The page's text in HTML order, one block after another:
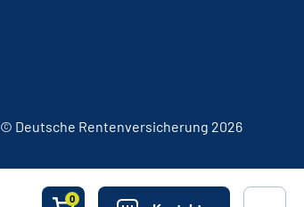
0
© Deutsche Rentenversicherung 2026